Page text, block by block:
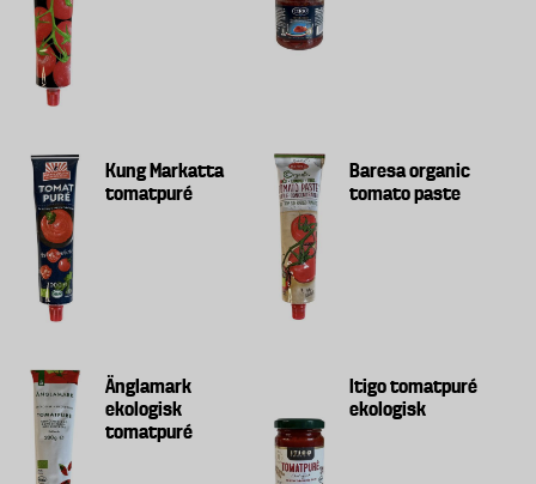
Kung Markatta
tomatpuré
Baresa organic
tomato paste
Änglamark
ekologisk
tomatpuré
Itigo tomatpuré
ekologisk